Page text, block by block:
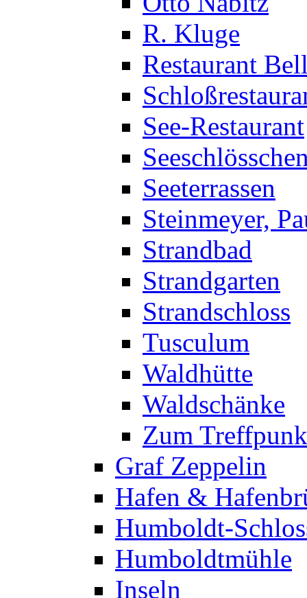
R. Kluge
Restaurant
See-Restaurant
Seeterrassen
Steinmeyer,
Strandbad
Strandgarten
Strandschloss
Tusculum
Waldhütte
Waldschänke
Zum
Graf Zeppelin
Hafen &
Humboldt-
Humboldtmühle
Inseln